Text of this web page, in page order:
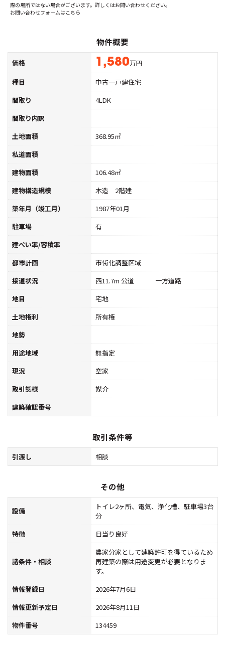
際の場所ではない場合がございます。詳しくはお問い合わせください。
お問い合わせフォームはこちら
物件概要
価格 1,580万円
種目
中古一戸建住宅
間取り
4LDK
間取り内訳
土地面積
368.95㎡
私道面積
建物面積
106.48㎡
建物構造規模
木造 2階建
築年月（竣工月）
1987年01月
駐車場
有
建ぺい率/容積率
都市計画
市街化調整区域
接道状況
西11.7m 公道 一方道路
地目
宅地
土地権利
所有権
地勢
用途地域
無指定
現況
空家
取引態様
媒介
建築確認番号
取引条件等
引渡し 相談
その他
設備
トイレ2ヶ所、電気、浄化槽、駐車場3台
分
特徴
日当り良好
諸条件・相談
農家分家として建築許可を得ているため
再建築の際は用途変更が必要となりま
す。
情報登録日
2026年7月6日
情報更新予定日
2026年8月11日
物件番号
134459